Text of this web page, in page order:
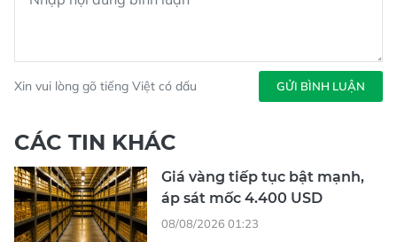
Xin vui lòng gõ tiếng Việt có dấu GỬI BÌNH LUẬN
CÁC TIN KHÁC
Giá vàng tiếp tục bật mạnh,
áp sát mốc 4.400 USD
08/08/2026 01:23